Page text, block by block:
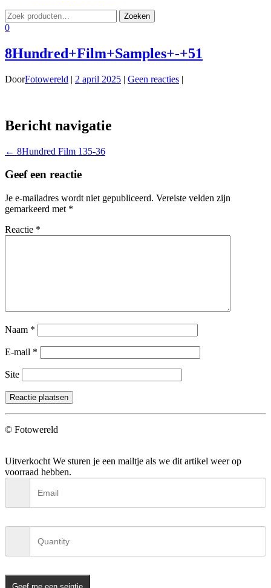
0
8Hundred+Film+Samples+-+51
DoorFotowereld | 2 april 2025 | Geen reacties |
Bericht navigatie
← 8Hundred Film 135-36
Geef een reactie
Je e-mailadres wordt niet gepubliceerd. Vereiste velden zijn
gemarkeerd met *
Reactie *
Naam *
E-mail *
Site
© Fotowereld
Uitverkocht We sturen je een mailtje als we dit artikel weer op
voorraad hebben.